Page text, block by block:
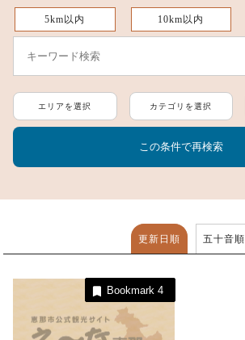
Bookmark4
5km以内 10km以内
エリアを選択 カテゴリを選択
更新日順 五十音順